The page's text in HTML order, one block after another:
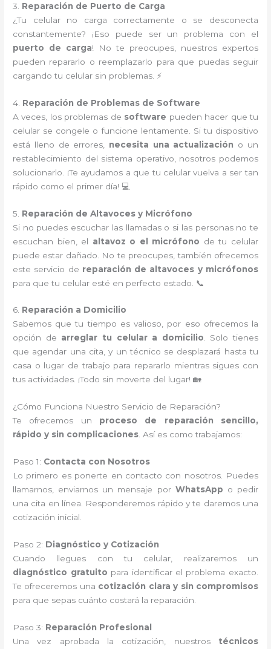
3. Reparación de Puerto de Carga
¿Tu celular no carga correctamente o se desconecta
constantemente? ¡Eso puede ser un problema con el
puerto de carga! No te preocupes, nuestros expertos
pueden repararlo o reemplazarlo para que puedas seguir
cargando tu celular sin problemas. ⚡
4. Reparación de Problemas de Software
A veces, los problemas de software pueden hacer que tu
celular se congele o funcione lentamente. Si tu dispositivo
está lleno de errores, necesita una actualización o un
restablecimiento del sistema operativo, nosotros podemos
solucionarlo. ¡Te ayudamos a que tu celular vuelva a ser tan
rápido como el primer día! 💻
5. Reparación de Altavoces y Micrófono
Si no puedes escuchar las llamadas o si las personas no te
escuchan bien, el altavoz o el micrófono de tu celular
puede estar dañado. No te preocupes, también ofrecemos
este servicio de reparación de altavoces y micrófonos
para que tu celular esté en perfecto estado. 📞
6. Reparación a Domicilio
Sabemos que tu tiempo es valioso, por eso ofrecemos la
opción de arreglar tu celular a domicilio. Solo tienes
que agendar una cita, y un técnico se desplazará hasta tu
casa o lugar de trabajo para repararlo mientras sigues con
tus actividades. ¡Todo sin moverte del lugar! 🏡
¿Cómo Funciona Nuestro Servicio de Reparación?
Te ofrecemos un proceso de reparación sencillo,
rápido y sin complicaciones. Así es como trabajamos:
Paso 1: Contacta con Nosotros
Lo primero es ponerte en contacto con nosotros. Puedes
llamarnos, enviarnos un mensaje por WhatsApp o pedir
una cita en línea. Responderemos rápido y te daremos una
cotización inicial.
Paso 2: Diagnóstico y Cotización
Cuando llegues con tu celular, realizaremos un
diagnóstico gratuito para identificar el problema exacto.
Te ofreceremos una cotización clara y sin compromisos
para que sepas cuánto costará la reparación.
Paso 3: Reparación Profesional
Una vez aprobada la cotización, nuestros técnicos